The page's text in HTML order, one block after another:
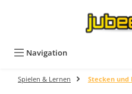
Navigation
Spielen & Lernen Stecken und